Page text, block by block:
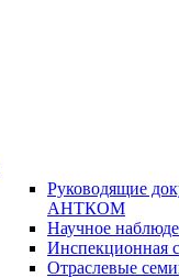
Руководящие
АНТКОМ
Научное
Инспекционная
Отраслевые